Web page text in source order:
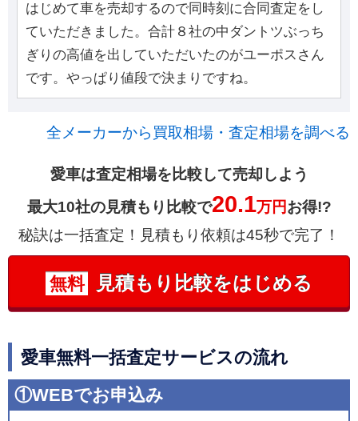
はじめて車を売却するので同時刻に合同査定をし
ていただきました。合計８社の中ダントツぶっち
ぎりの高値を出していただいたのがユーポスさん
です。やっぱり値段で決まりですね。
全メーカーから買取相場・査定相場を調べる
愛車は査定相場を比較して売却しよう
最大10社の見積もり比較で20.1万円お得!?
秘訣は一括査定！見積もり依頼は45秒で完了！
無料 見積もり比較をはじめる
愛車無料一括査定サービスの流れ
①WEBでお申込み